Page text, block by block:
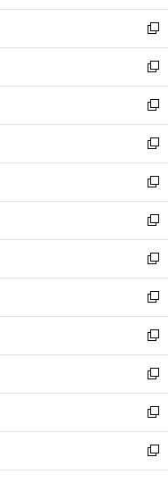
開
く
ウ
で
開
く
ン
ド
ウ
で
開
く
新
し
い
ウ
ィ
ン
ド
ウ
で
開
く
新
し
い
ウ
ィ
ン
ド
ウ
で
開
く
新
し
い
ウ
ィ
ン
ド
ウ
で
開
く
新
し
い
ウ
ィ
ン
ド
ウ
で
開
く
新
し
い
ウ
ィ
ン
ド
ウ
で
開
く
新
し
い
ウ
ィ
ン
ド
ウ
で
開
く
新
し
い
ウ
ィ
ン
ド
ウ
で
開
く
新
し
い
ウ
ィ
ン
ド
ウ
で
開
新
し
い
ウ
ィ
ン
ド
ウ
新
し
い
ウ
ィ
ン
新
し
い
ウ
新
し